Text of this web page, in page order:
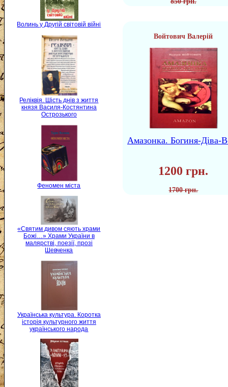
Волинь у Другій світовій війні
Реліквія. Шість днів з життя
князя Василя-Костянтина
Острозького
Феномен міста
«Святим дивом сяють храми
Божі…» Храми України в
малярстві, поезії, прозі
Шевченка
Українська культура. Коротка
історія культурного життя
українського народа
Войтович Валерій
Амазонка. Богиня-Діва-
1200 грн.
1700 грн.